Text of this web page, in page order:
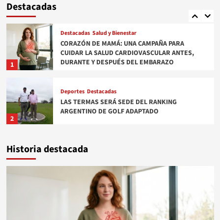
Destacadas
1
2
Deportes Destacadas
LAS TERMAS SERÁ SEDE DEL RANKING
ARGENTINO DE GOLF ADAPTADO
3
Locales
EL GOBERNADOR ELÍAS SUÁREZ INAUGURÓ UN
ACUEDUCTO Y VIVIENDAS SOCIALES EN EL
SIMBOL Y NUEVA FRANCIA
Destacadas
ENCUENTRO DE CARDIOLOGÍA Y ENFERMERÍA
Destacadas Locales
CONVENIO HISTÓRICO EN SANTIAGO DEL
ESTERO: AVANZA LA JERARQUIZACIÓN Y
Historia destacada